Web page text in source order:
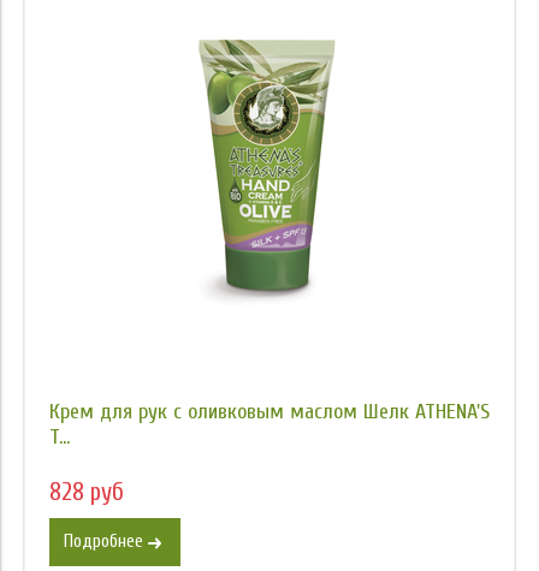
Крем для рук с оливковым маслом Шелк ATHENA'S
T...
828 руб
Подробнее